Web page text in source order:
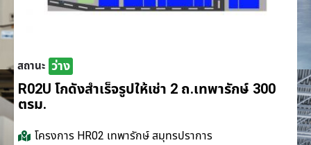
สถานะ ว่าง
R02U โกดังสำเร็จรูปให้เช่า 2 ถ.เทพารักษ์ 300
ตรม.
โครงการ HR02 เทพารักษ์ สมุทรปราการ